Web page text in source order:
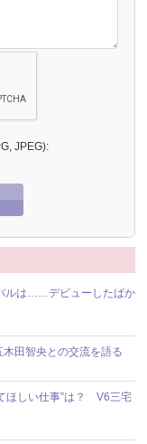
JPEG):
ルは……デビューしたばか
田智央との交流を語る
ほしい仕事”は？ V6三宅